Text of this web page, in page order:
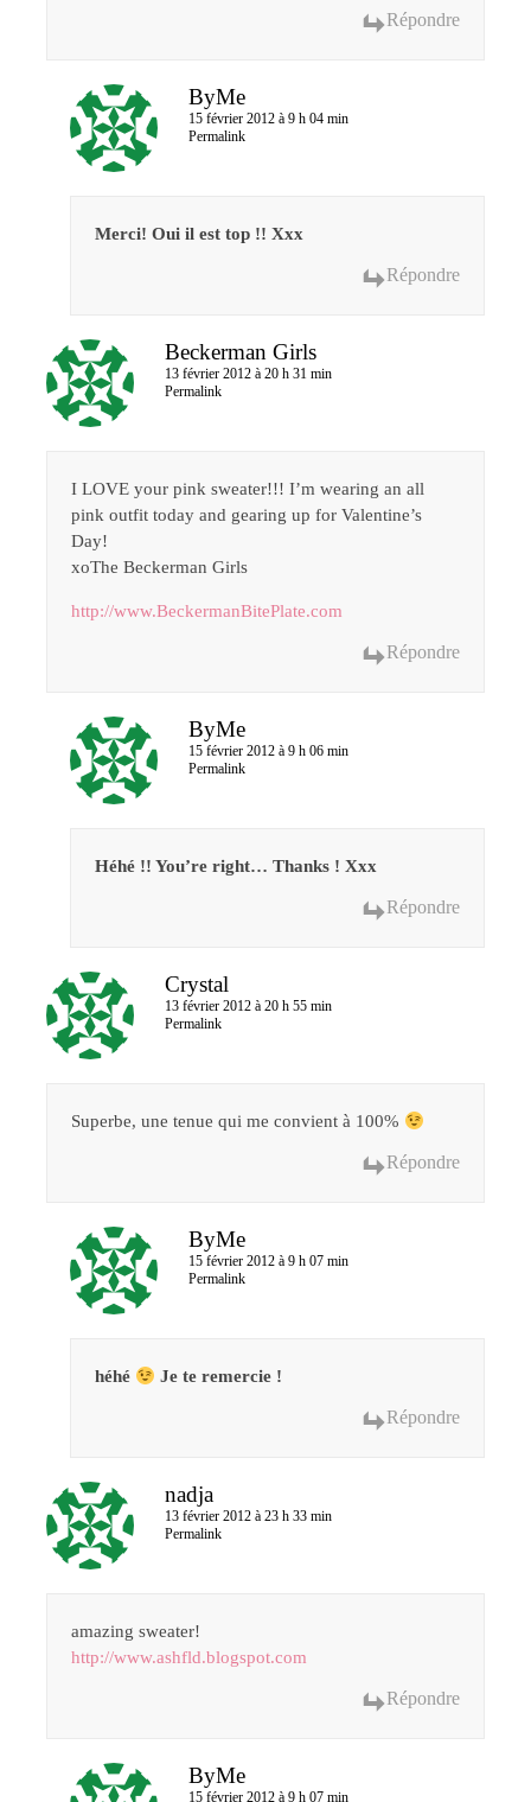
Répondre
ByMe
15 février 2012 à 9 h 04 min
Permalink
Merci! Oui il est top !! Xxx
Répondre
Beckerman Girls
13 février 2012 à 20 h 31 min
Permalink
I LOVE your pink sweater!!! I’m wearing an all
pink outfit today and gearing up for Valentine’s
Day!
xoThe Beckerman Girls
http://www.BeckermanBitePlate.com
Répondre
ByMe
15 février 2012 à 9 h 06 min
Permalink
Héhé !! You’re right… Thanks ! Xxx
Répondre
Crystal
13 février 2012 à 20 h 55 min
Permalink
Superbe, une tenue qui me convient à 100%
Répondre
ByMe
15 février 2012 à 9 h 07 min
Permalink
héhé Je te remercie !
Répondre
nadja
13 février 2012 à 23 h 33 min
Permalink
amazing sweater!
http://www.ashfld.blogspot.com
Répondre
ByMe
15 février 2012 à 9 h 07 min